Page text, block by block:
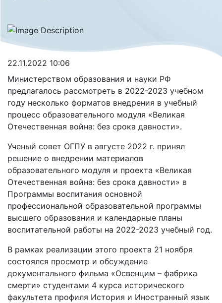
22.11.2022 10:06
Министерством образования и науки РФ
предлагалось рассмотреть в 2022-2023 учебном
году несколько форматов внедрения в учебный
процесс образовательного модуля «Великая
Отечественная война: без срока давности».
Ученый совет ОГПУ в августе 2022 г. принял
решение о внедрении материалов
образовательного модуля и проекта «Великая
Отечественная война: без срока давности» в
Программы воспитания основной
профессиональной образовательной программы
высшего образования и календарные планы
воспитательной работы на 2022-2023 учебный год.
В рамках реализации этого проекта 21 ноября
состоялся просмотр и обсуждение
документального фильма «Освенцим – фабрика
смерти» студентами 4 курса исторического
факультета профиля История и Иностранный язык